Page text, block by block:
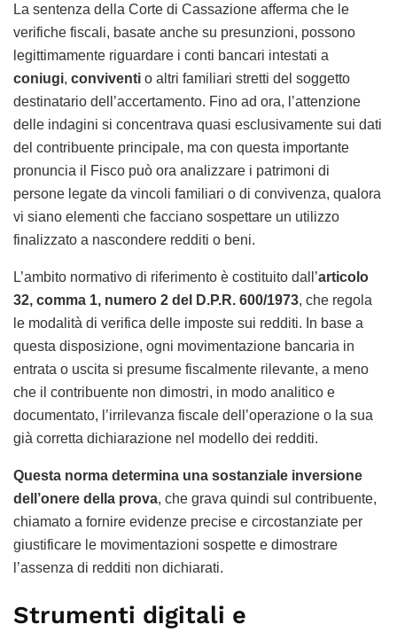
La sentenza della Corte di Cassazione afferma che le
verifiche fiscali, basate anche su presunzioni, possono
legittimamente riguardare i conti bancari intestati a
coniugi, conviventi o altri familiari stretti del soggetto
destinatario dell’accertamento. Fino ad ora, l’attenzione
delle indagini si concentrava quasi esclusivamente sui dati
del contribuente principale, ma con questa importante
pronuncia il Fisco può ora analizzare i patrimoni di
persone legate da vincoli familiari o di convivenza, qualora
vi siano elementi che facciano sospettare un utilizzo
finalizzato a nascondere redditi o beni.
L’ambito normativo di riferimento è costituito dall’articolo
32, comma 1, numero 2 del D.P.R. 600/1973, che regola
le modalità di verifica delle imposte sui redditi. In base a
questa disposizione, ogni movimentazione bancaria in
entrata o uscita si presume fiscalmente rilevante, a meno
che il contribuente non dimostri, in modo analitico e
documentato, l’irrilevanza fiscale dell’operazione o la sua
già corretta dichiarazione nel modello dei redditi.
Questa norma determina una sostanziale inversione
dell’onere della prova, che grava quindi sul contribuente,
chiamato a fornire evidenze precise e circostanziate per
giustificare le movimentazioni sospette e dimostrare
l’assenza di redditi non dichiarati.
Strumenti digitali e